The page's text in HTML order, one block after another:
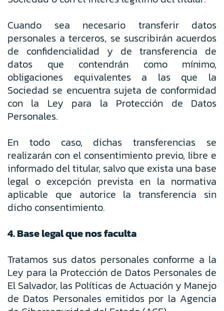
Cuando sea necesario transferir datos
personales a terceros, se suscribirán acuerdos
de confidencialidad y de transferencia de
datos que contendrán como mínimo,
obligaciones equivalentes a las que la
Sociedad se encuentra sujeta de conformidad
con la Ley para la Protección de Datos
Personales.
En todo caso, dichas transferencias se
realizarán con el consentimiento previo, libre e
informado del titular, salvo que exista una base
legal o excepción prevista en la normativa
aplicable que autorice la transferencia sin
dicho consentimiento.
4. Base legal que nos faculta
Tratamos sus datos personales conforme a la
Ley para la Protección de Datos Personales de
El Salvador, las Políticas de Actuación y Manejo
de Datos Personales emitidos por la Agencia